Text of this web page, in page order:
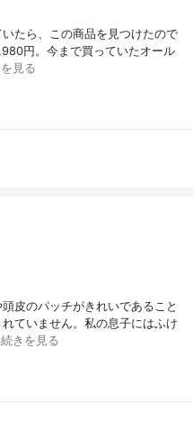
たら、この商品を見つけたので
円。今まで買っていたオール
見る
皮のパッチがきれいであること
ていません。私の息子にはふけ
続きを見る